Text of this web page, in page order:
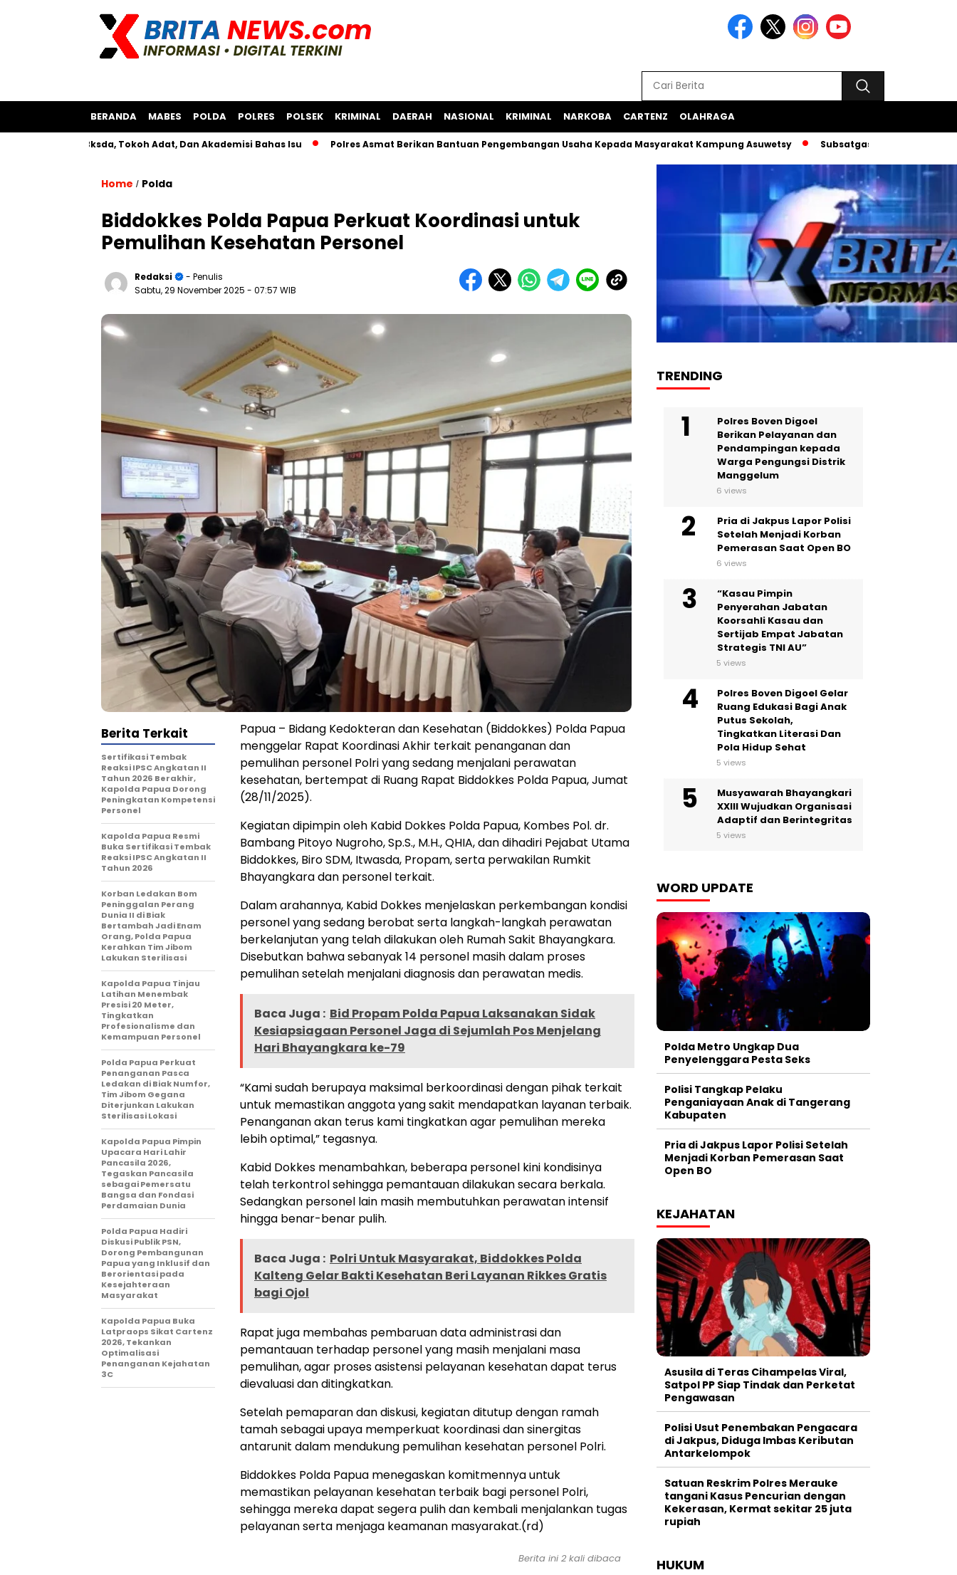
BERANDA MABES POLDA POLRES POLSEK KRIMINAL DAERAH NASIONAL KRIMINAL NARKOBA CARTENZ OLAHRAGA
Bksda, Tokoh Adat, Dan Akademisi Bahas Isu Polres Asmat Berikan Bantuan Pengembangan Usaha Kepada Masyarakat Kampung Asuwetsy Subsatgas Si-Ipar Terus Konsisten
Home / Polda
Biddokkes Polda Papua Perkuat Koordinasi untuk
Pemulihan Kesehatan Personel
Redaksi
- Penulis
Sabtu, 29 November 2025 - 07:57 WIB
Papua – Bidang Kedokteran dan Kesehatan (Biddokkes) Polda Papua
menggelar Rapat Koordinasi Akhir terkait penanganan dan
pemulihan personel Polri yang sedang menjalani perawatan
kesehatan, bertempat di Ruang Rapat Biddokkes Polda Papua, Jumat
(28/11/2025).
Kegiatan dipimpin oleh Kabid Dokkes Polda Papua, Kombes Pol. dr.
Bambang Pitoyo Nugroho, Sp.S., M.H., QHIA, dan dihadiri Pejabat Utama
Biddokkes, Biro SDM, Itwasda, Propam, serta perwakilan Rumkit
Bhayangkara dan personel terkait.
Dalam arahannya, Kabid Dokkes menjelaskan perkembangan kondisi
personel yang sedang berobat serta langkah-langkah perawatan
berkelanjutan yang telah dilakukan oleh Rumah Sakit Bhayangkara.
Disebutkan bahwa sebanyak 14 personel masih dalam proses
pemulihan setelah menjalani diagnosis dan perawatan medis.
Baca Juga : Bid Propam Polda Papua Laksanakan Sidak
Kesiapsiagaan Personel Jaga di Sejumlah Pos Menjelang
Hari Bhayangkara ke-79
“Kami sudah berupaya maksimal berkoordinasi dengan pihak terkait
untuk memastikan anggota yang sakit mendapatkan layanan terbaik.
Penanganan akan terus kami tingkatkan agar pemulihan mereka
lebih optimal,” tegasnya.
Kabid Dokkes menambahkan, beberapa personel kini kondisinya
telah terkontrol sehingga pemantauan dilakukan secara berkala.
Sedangkan personel lain masih membutuhkan perawatan intensif
hingga benar-benar pulih.
Baca Juga : Polri Untuk Masyarakat, Biddokkes Polda
Kalteng Gelar Bakti Kesehatan Beri Layanan Rikkes Gratis
bagi Ojol
Rapat juga membahas pembaruan data administrasi dan
pemantauan terhadap personel yang masih menjalani masa
pemulihan, agar proses asistensi pelayanan kesehatan dapat terus
dievaluasi dan ditingkatkan.
Setelah pemaparan dan diskusi, kegiatan ditutup dengan ramah
tamah sebagai upaya memperkuat koordinasi dan sinergitas
antarunit dalam mendukung pemulihan kesehatan personel Polri.
Biddokkes Polda Papua menegaskan komitmennya untuk
memastikan pelayanan kesehatan terbaik bagi personel Polri,
sehingga mereka dapat segera pulih dan kembali menjalankan tugas
pelayanan serta menjaga keamanan masyarakat.(rd)
Berita Terkait
Sertifikasi Tembak
Reaksi IPSC Angkatan II
Tahun 2026 Berakhir,
Kapolda Papua Dorong
Peningkatan Kompetensi
Personel
Kapolda Papua Resmi
Buka Sertifikasi Tembak
Reaksi IPSC Angkatan II
Tahun 2026
Korban Ledakan Bom
Peninggalan Perang
Dunia II di Biak
Bertambah Jadi Enam
Orang, Polda Papua
Kerahkan Tim Jibom
Lakukan Sterilisasi
Kapolda Papua Tinjau
Latihan Menembak
Presisi 20 Meter,
Tingkatkan
Profesionalisme dan
Kemampuan Personel
Polda Papua Perkuat
Penanganan Pasca
Ledakan di Biak Numfor,
Tim Jibom Gegana
Diterjunkan Lakukan
Sterilisasi Lokasi
Kapolda Papua Pimpin
Upacara Hari Lahir
Pancasila 2026,
Tegaskan Pancasila
sebagai Pemersatu
Bangsa dan Fondasi
Perdamaian Dunia
Polda Papua Hadiri
Diskusi Publik PSN,
Dorong Pembangunan
Papua yang Inklusif dan
Berorientasi pada
Kesejahteraan
Masyarakat
Kapolda Papua Buka
Latpraops Sikat Cartenz
2026, Tekankan
Optimalisasi
Penanganan Kejahatan
3C
Berita ini 2 kali dibaca
TRENDING
Polres Boven Digoel
Berikan Pelayanan dan
Pendampingan kepada
Warga Pengungsi Distrik
Manggelum
6 views
Pria di Jakpus Lapor Polisi
Setelah Menjadi Korban
Pemerasan Saat Open BO
6 views
“Kasau Pimpin
Penyerahan Jabatan
Koorsahli Kasau dan
Sertijab Empat Jabatan
Strategis TNI AU”
5 views
Polres Boven Digoel Gelar
Ruang Edukasi Bagi Anak
Putus Sekolah,
Tingkatkan Literasi Dan
Pola Hidup Sehat
5 views
Musyawarah Bhayangkari
XXIII Wujudkan Organisasi
Adaptif dan Berintegritas
5 views
WORD UPDATE
Polda Metro Ungkap Dua
Penyelenggara Pesta Seks
Polisi Tangkap Pelaku
Penganiayaan Anak di Tangerang
Kabupaten
Pria di Jakpus Lapor Polisi Setelah
Menjadi Korban Pemerasan Saat
Open BO
KEJAHATAN
Asusila di Teras Cihampelas Viral,
Satpol PP Siap Tindak dan Perketat
Pengawasan
Polisi Usut Penembakan Pengacara
di Jakpus, Diduga Imbas Keributan
Antarkelompok
Satuan Reskrim Polres Merauke
tangani Kasus Pencurian dengan
Kekerasan, Kermat sekitar 25 juta
rupiah
HUKUM